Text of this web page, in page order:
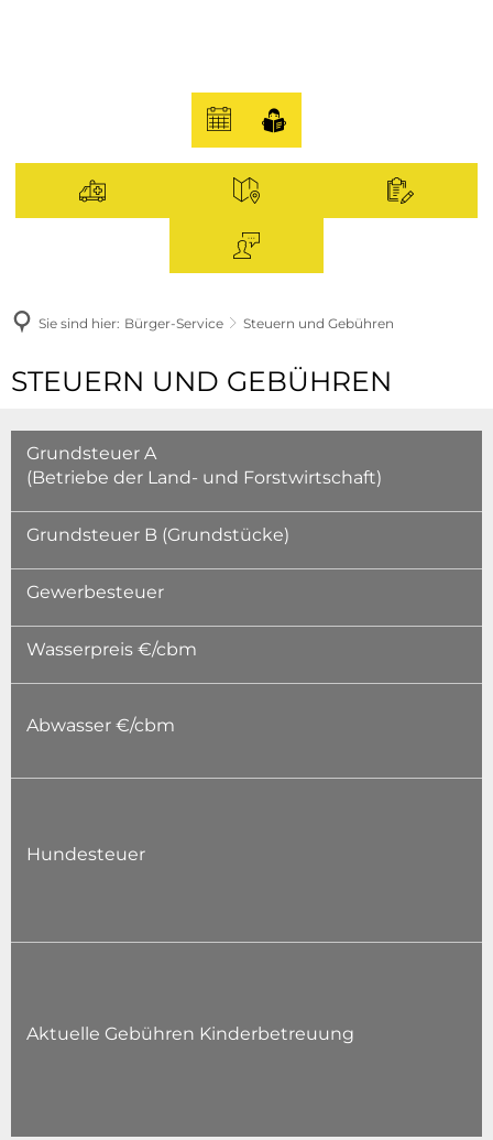
Sie sind hier: Bürger-Service Steuern und Gebühren
Steuern
Gebühren
STEUERN UND GEBÜHREN
Grundsteuer A
(Betriebe der Land- und Forstwirtschaft)
Grundsteuer B (Grundstücke)
Gewerbesteuer
Wasserpreis €/cbm
Abwasser €/cbm
Hundesteuer
Aktuelle Gebühren Kinderbetreuung